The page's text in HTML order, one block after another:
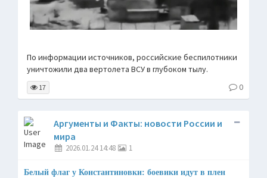
По информации источников, российские беспилотники
уничтожили два вертолета ВСУ в глубоком тылу.
17 0
Аргументы и Факты: новости России и
мира
2026.01.24 14:48 1
Белый флаг у Константиновки: боевики идут в плен